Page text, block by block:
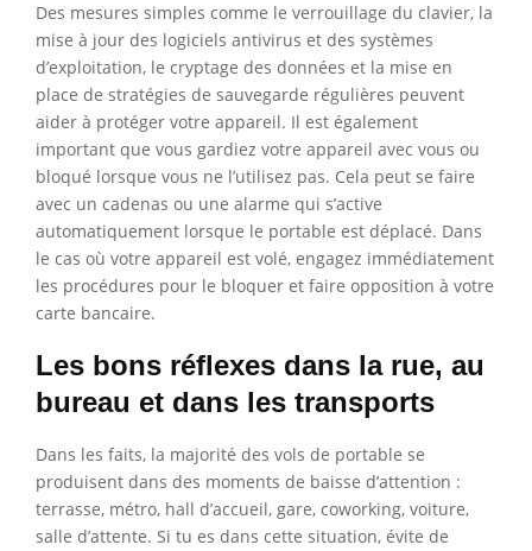
Des mesures simples comme le verrouillage du clavier, la
mise à jour des logiciels antivirus et des systèmes
d’exploitation, le cryptage des données et la mise en
place de stratégies de sauvegarde régulières peuvent
aider à protéger votre appareil. Il est également
important que vous gardiez votre appareil avec vous ou
bloqué lorsque vous ne l’utilisez pas. Cela peut se faire
avec un cadenas ou une alarme qui s’active
automatiquement lorsque le portable est déplacé. Dans
le cas où votre appareil est volé, engagez immédiatement
les procédures pour le bloquer et faire opposition à votre
carte bancaire.
Les bons réflexes dans la rue, au
bureau et dans les transports
Dans les faits, la majorité des vols de portable se
produisent dans des moments de baisse d’attention :
terrasse, métro, hall d’accueil, gare, coworking, voiture,
salle d’attente. Si tu es dans cette situation, évite de